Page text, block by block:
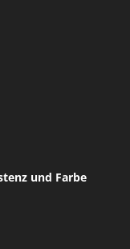
und Farbe